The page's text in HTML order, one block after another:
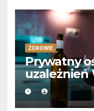
ZDROWIE
Prywatny
uzależnień